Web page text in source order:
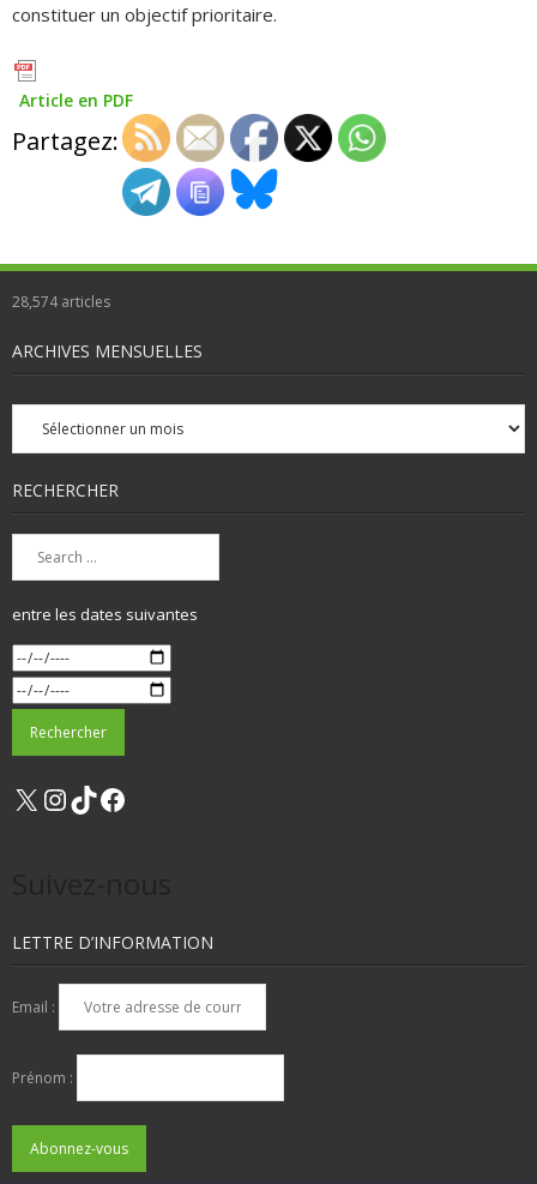
constituer un objectif prioritaire.
Article en PDF
Partagez:
28,574articles
ARCHIVES MENSUELLES
Archives
mensuelles
RECHERCHER
entre les dates suivantes
X Instagram
TikTok
LETTRE D’INFORMATION
Email :
Prénom :